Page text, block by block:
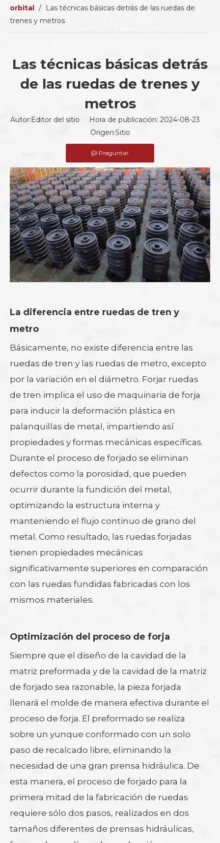
orbital /
Las técnicas básicas detrás de las ruedas de
trenes y metros
Las técnicas básicas detrás
de las ruedas de trenes y
metros
Autor:Editor del sitio Hora de publicación: 2024-08-23
Origen:Sitio
Preguntar
La diferencia entre ruedas de tren y
metro
Básicamente, no existe diferencia entre las
ruedas de tren y las ruedas de metro, excepto
por la variación en el diámetro. Forjar ruedas
de tren implica el uso de maquinaria de forja
para inducir la deformación plástica en
palanquillas de metal, impartiendo así
propiedades y formas mecánicas específicas.
Durante el proceso de forjado se eliminan
defectos como la porosidad, que pueden
ocurrir durante la fundición del metal,
optimizando la estructura interna y
manteniendo el flujo continuo de grano del
metal. Como resultado, las ruedas forjadas
tienen propiedades mecánicas
significativamente superiores en comparación
con las ruedas fundidas fabricadas con los
mismos materiales.
Optimización del proceso de forja
Siempre que el diseño de la cavidad de la
matriz preformada y de la cavidad de la matriz
de forjado sea razonable, la pieza forjada
llenará el molde de manera efectiva durante el
proceso de forja. El preformado se realiza
sobre un yunque conformado con un solo
paso de recalcado libre, eliminando la
necesidad de una gran prensa hidráulica. De
esta manera, el proceso de forjado para la
primera mitad de la fabricación de ruedas
requiere sólo dos pasos, realizados en dos
tamaños diferentes de prensas hidráulicas,